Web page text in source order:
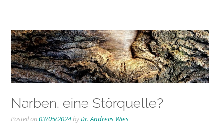
Narben. eine Störquelle?
Posted on03/05/2024byDr. Andreas Wies